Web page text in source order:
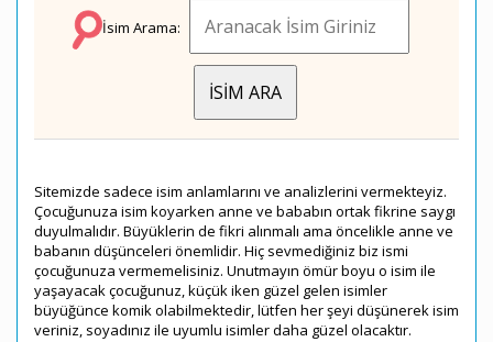
İsim Arama:
Sitemizde sadece isim anlamlarını ve analizlerini vermekteyiz.
Çocuğunuza isim koyarken anne ve bababın ortak fikrine saygı
duyulmalıdır. Büyüklerin de fikri alınmalı ama öncelikle anne ve
babanın düşünceleri önemlidir. Hiç sevmediğiniz biz ismi
çocuğunuza vermemelisiniz. Unutmayın ömür boyu o isim ile
yaşayacak çocuğunuz, küçük iken güzel gelen isimler
büyüğünce komik olabilmektedir, lütfen her şeyi düşünerek isim
veriniz, soyadınız ile uyumlu isimler daha güzel olacaktır.